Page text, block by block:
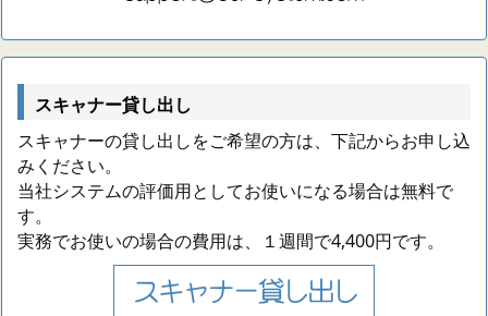
スキャナー貸し出し
スキャナーの貸し出しをご希望の方は、下記からお申し込
みください。
当社システムの評価用としてお使いになる場合は無料で
す。
実務でお使いの場合の費用は、１週間で4,400円です。